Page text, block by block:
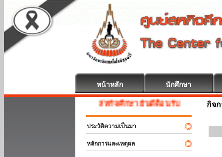
หน้าหลัก นักศึกษา
สหกิจศึกษา ยินดีต้อนรับ
ประวัติความเป็นมา
หลักการและเหตุผล
กิจ